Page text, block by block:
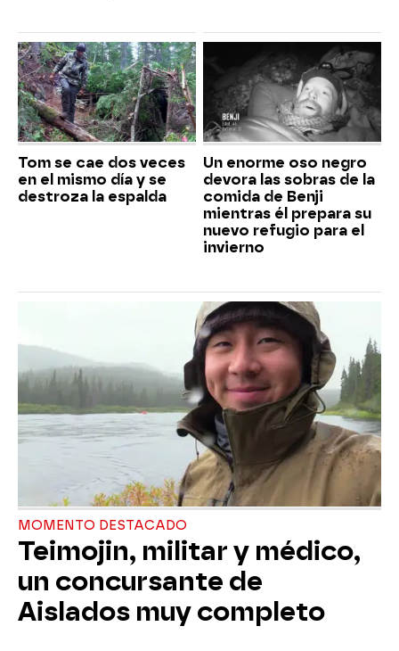
Tom se cae dos veces
en el mismo día y se
destroza la espalda
Un enorme oso negro
devora las sobras de la
comida de Benji
mientras él prepara su
nuevo refugio para el
invierno
MOMENTO DESTACADO
Teimojin, militar y médico,
un concursante de
Aislados muy completo